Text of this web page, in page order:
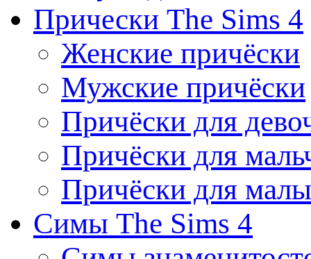
Прически The Sims 4
Женские причёски
Мужские причёски
Причёски для
Причёски для
Причёски для
Симы The Sims 4